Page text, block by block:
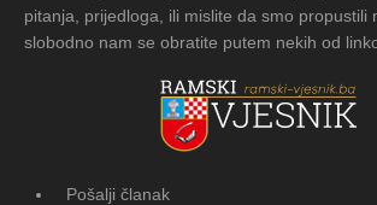
pitanja, prijedloga, ili mislite da smo propustili
slobodno nam se obratite putem nekih od
Pošalji članak